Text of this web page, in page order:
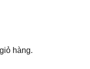
hàng.